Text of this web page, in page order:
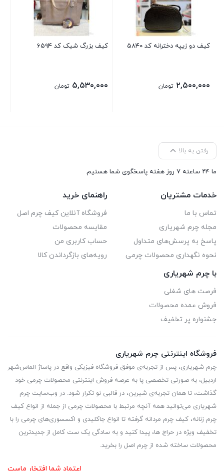
کیف دو زیپه دخترانه کد ۵۸۴۰
۲,۵۰۰,۰۰۰ تومان
کیف بزرگ شیک کد ۶۵۹۴
۵,۵۳۰,۰۰۰ تومان
رفتن به بالا
ما ۲۴ ساعته ۷ روز هفته پاسخگوی شما هستیم.
خدمات مشتریان
تماس با ما
مجله چرم شهریاری
پاسخ به پرسش‌های متداول
نحوه نگهداری محصولات چرمی
راهنمای خرید
فروشگاه آنلاین کیف چرم اصل
مقایسه محصولات
حساب کاربری من
رویه‌های بازگرداندن کالا
با چرم شهریاری
فرصت های شغلی
فروش عمده محصولات
جشنواره پر تخفیف
فروشگاه اینترنتی چرم شهریاری
چرم شهریاری، پس از تجربه‌ی موفق فروشگاه فیزیکی واقع در پاساژ الماس‌شهر
اردبیل، به صورتی تخصصی پا به عرصه فروش اینترنتی محصولات چرمی خود
گذاشت، تا همان تجربه‌ی شیرین، در قالبی نو تکرار شود. در وب‌سایت چرم
شهریاری می‌توانید همه آنچه مرتبط با محصولات چرمی از جمله از انواع کیف
چرم زنانه، کیف چرم مردانه گرفته تا انواع جاکلیدی و اکسسوری‌های چرمی را با
تخفیف ویژه در حراج ها، پیدا کنید و به سادگی یک ست کامل از جدیدترین‌
محصولات ساخته شده از چرم اصل را بخرید.
اعتماد شما افتخار ماست